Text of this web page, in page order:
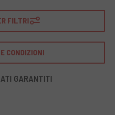
e senza sfocature.
ISO fino a 51200,
che vogliono portare la
È particolarmente
alla sua resistenza alle
FILTRI
CONDIZIONI
GARANTITI